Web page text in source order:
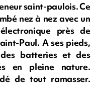
saint-paulois. Ce
nez à nez avec un
près de
Paul. A ses pieds,
batteries et des
en pleine nature.
de tout ramasser.